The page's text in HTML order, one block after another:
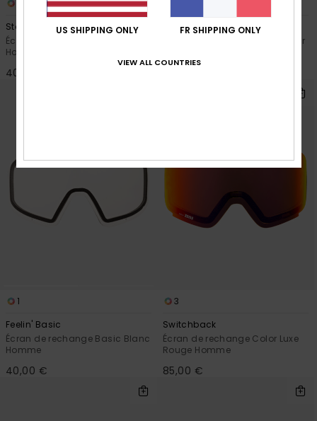
Storm
Écran de masque de snow Vert
Homme
40,00 €
Harper
Masque de ski/snowboard Noir
1
Feelin' Basic
Écran de rechange Basic Blanc
Homme
40,00 €
3
Switchback
Écran de rechange Color Luxe
Rouge Homme
85,00 €
US SHIPPING ONLY FR SHIPPING ONLY
VIEW ALL COUNTRIES